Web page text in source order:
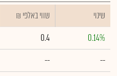
שינוי ₪ שווי באלפי
0.14%
0.4
--
--